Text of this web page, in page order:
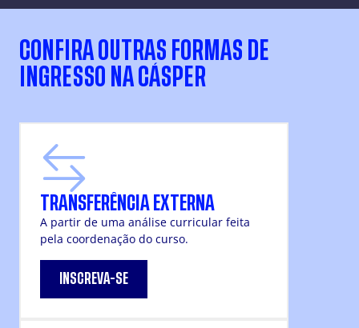
CONFIRA OUTRAS FORMAS DE
INGRESSO NA CÁSPER
TRANSFERÊNCIA EXTERNA
A partir de uma análise curricular feita
pela coordenação do curso.
INSCREVA-SE